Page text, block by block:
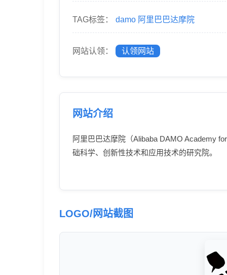
TAG标签： damo 阿里巴巴达摩院
网站认领： 认领网站
网站介绍
阿里巴巴达摩院（Alibaba DAMO Academy
础科学、创新性技术和应用技术的研究院。
LOGO/网站截图